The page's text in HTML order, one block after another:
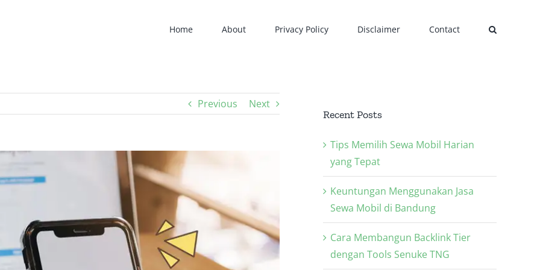
Home About Privacy Policy Disclaimer Contact
Previous Next
Recent Posts
Tips Memilih Sewa Mobil Harian
yang Tepat
Keuntungan Menggunakan Jasa
Sewa Mobil di Bandung
Cara Membangun Backlink Tier
dengan Tools Senuke TNG